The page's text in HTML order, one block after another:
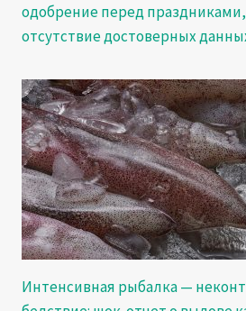
одобрение перед
отсутствие достоверных
Интенсивная рыбалка —